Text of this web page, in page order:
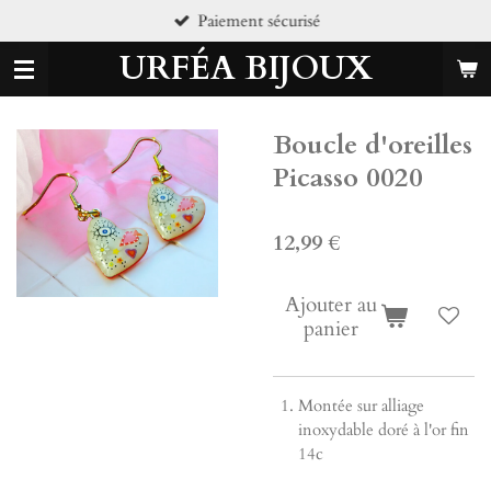
au
contenu
principal
URFÉA BIJOUX
Paiement sécurisé
Boucle d'oreilles
Picasso 0020
12,99 €
Ajouter au
panier
Montée sur alliage
inoxydable doré à l'or fin
14c